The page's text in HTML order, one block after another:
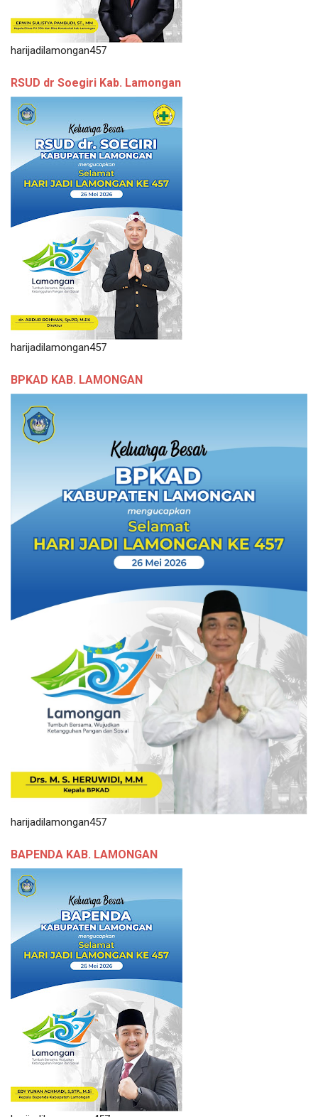
harijadilamongan457
RSUD dr Soegiri Kab. Lamongan
harijadilamongan457
BPKAD KAB. LAMONGAN
harijadilamongan457
BAPENDA KAB. LAMONGAN